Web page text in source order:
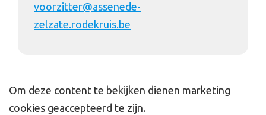
voorzitter@assenede-
zelzate.rodekruis.be
Om deze content te bekijken dienen marketing
cookies geaccepteerd te zijn.